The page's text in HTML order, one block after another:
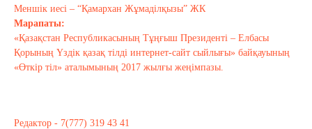
Меншік иесі – “Қамархан Жұмаділқызы” ЖК
Марапаты:
«Қазақстан Республикасының Тұңғыш Президенті – Елбасы
Қорының Үздік қазақ тілді интернет-сайт сыйлығы» байқауының
«Өткір тіл» аталымының 2017 жылғы жеңімпазы.
Редактор - 7(777) 319 43 41